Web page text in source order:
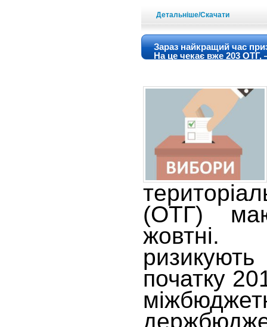
Детальніше/Скачати
Зараз найкращий час
На це чекає вже 203 ОТГ,
(ОТГ)
початку